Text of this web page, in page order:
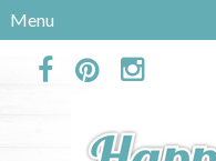
Menu
Panneau de gestion des cookies